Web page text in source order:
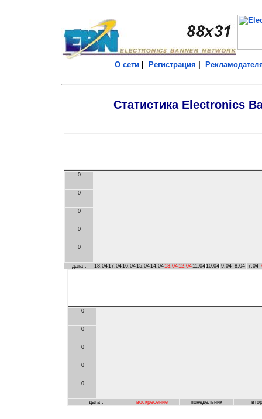
О сети Регистрация
Статистика Electronics
0
0
0
0
0
дата : 18.0417.0416.0415.0414.0413.0412.0411.0410.04 9.04 8.04 7.04
0
0
0
0
0
дата : воскресение понедельник